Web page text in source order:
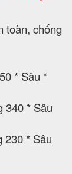
toàn, chống
* Sâu *
340 * Sâu
230 * Sâu